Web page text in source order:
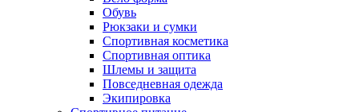
Обувь
Рюкзаки и сумки
Спортивная косметика
Спортивная оптика
Шлемы и защита
Повседневная одежда
Экипировка